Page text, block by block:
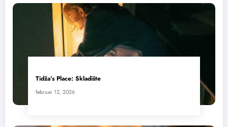
Tidža’s Place: Skladište
februar 12, 2026